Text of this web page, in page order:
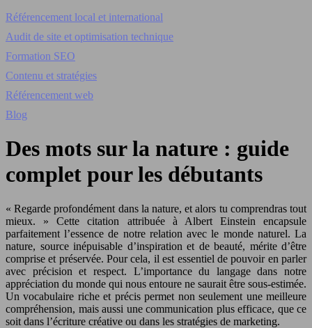
Référencement local et international
Audit de site et optimisation technique
Formation SEO
Contenu et stratégies
Référencement web
Blog
Des mots sur la nature : guide
complet pour les débutants
« Regarde profondément dans la nature, et alors tu comprendras tout
mieux. » Cette citation attribuée à Albert Einstein encapsule
parfaitement l’essence de notre relation avec le monde naturel. La
nature, source inépuisable d’inspiration et de beauté, mérite d’être
comprise et préservée. Pour cela, il est essentiel de pouvoir en parler
avec précision et respect. L’importance du langage dans notre
appréciation du monde qui nous entoure ne saurait être sous-estimée.
Un vocabulaire riche et précis permet non seulement une meilleure
compréhension, mais aussi une communication plus efficace, que ce
soit dans l’écriture créative ou dans les stratégies de marketing.